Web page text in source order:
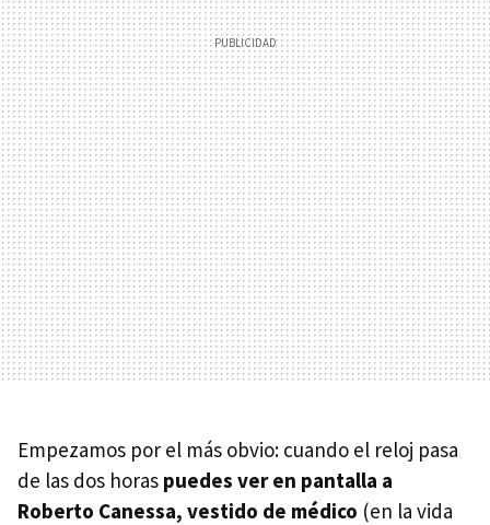
Empezamos por el más obvio: cuando el reloj pasa
de las dos horas puedes ver en pantalla a
Roberto Canessa, vestido de médico (en la vida